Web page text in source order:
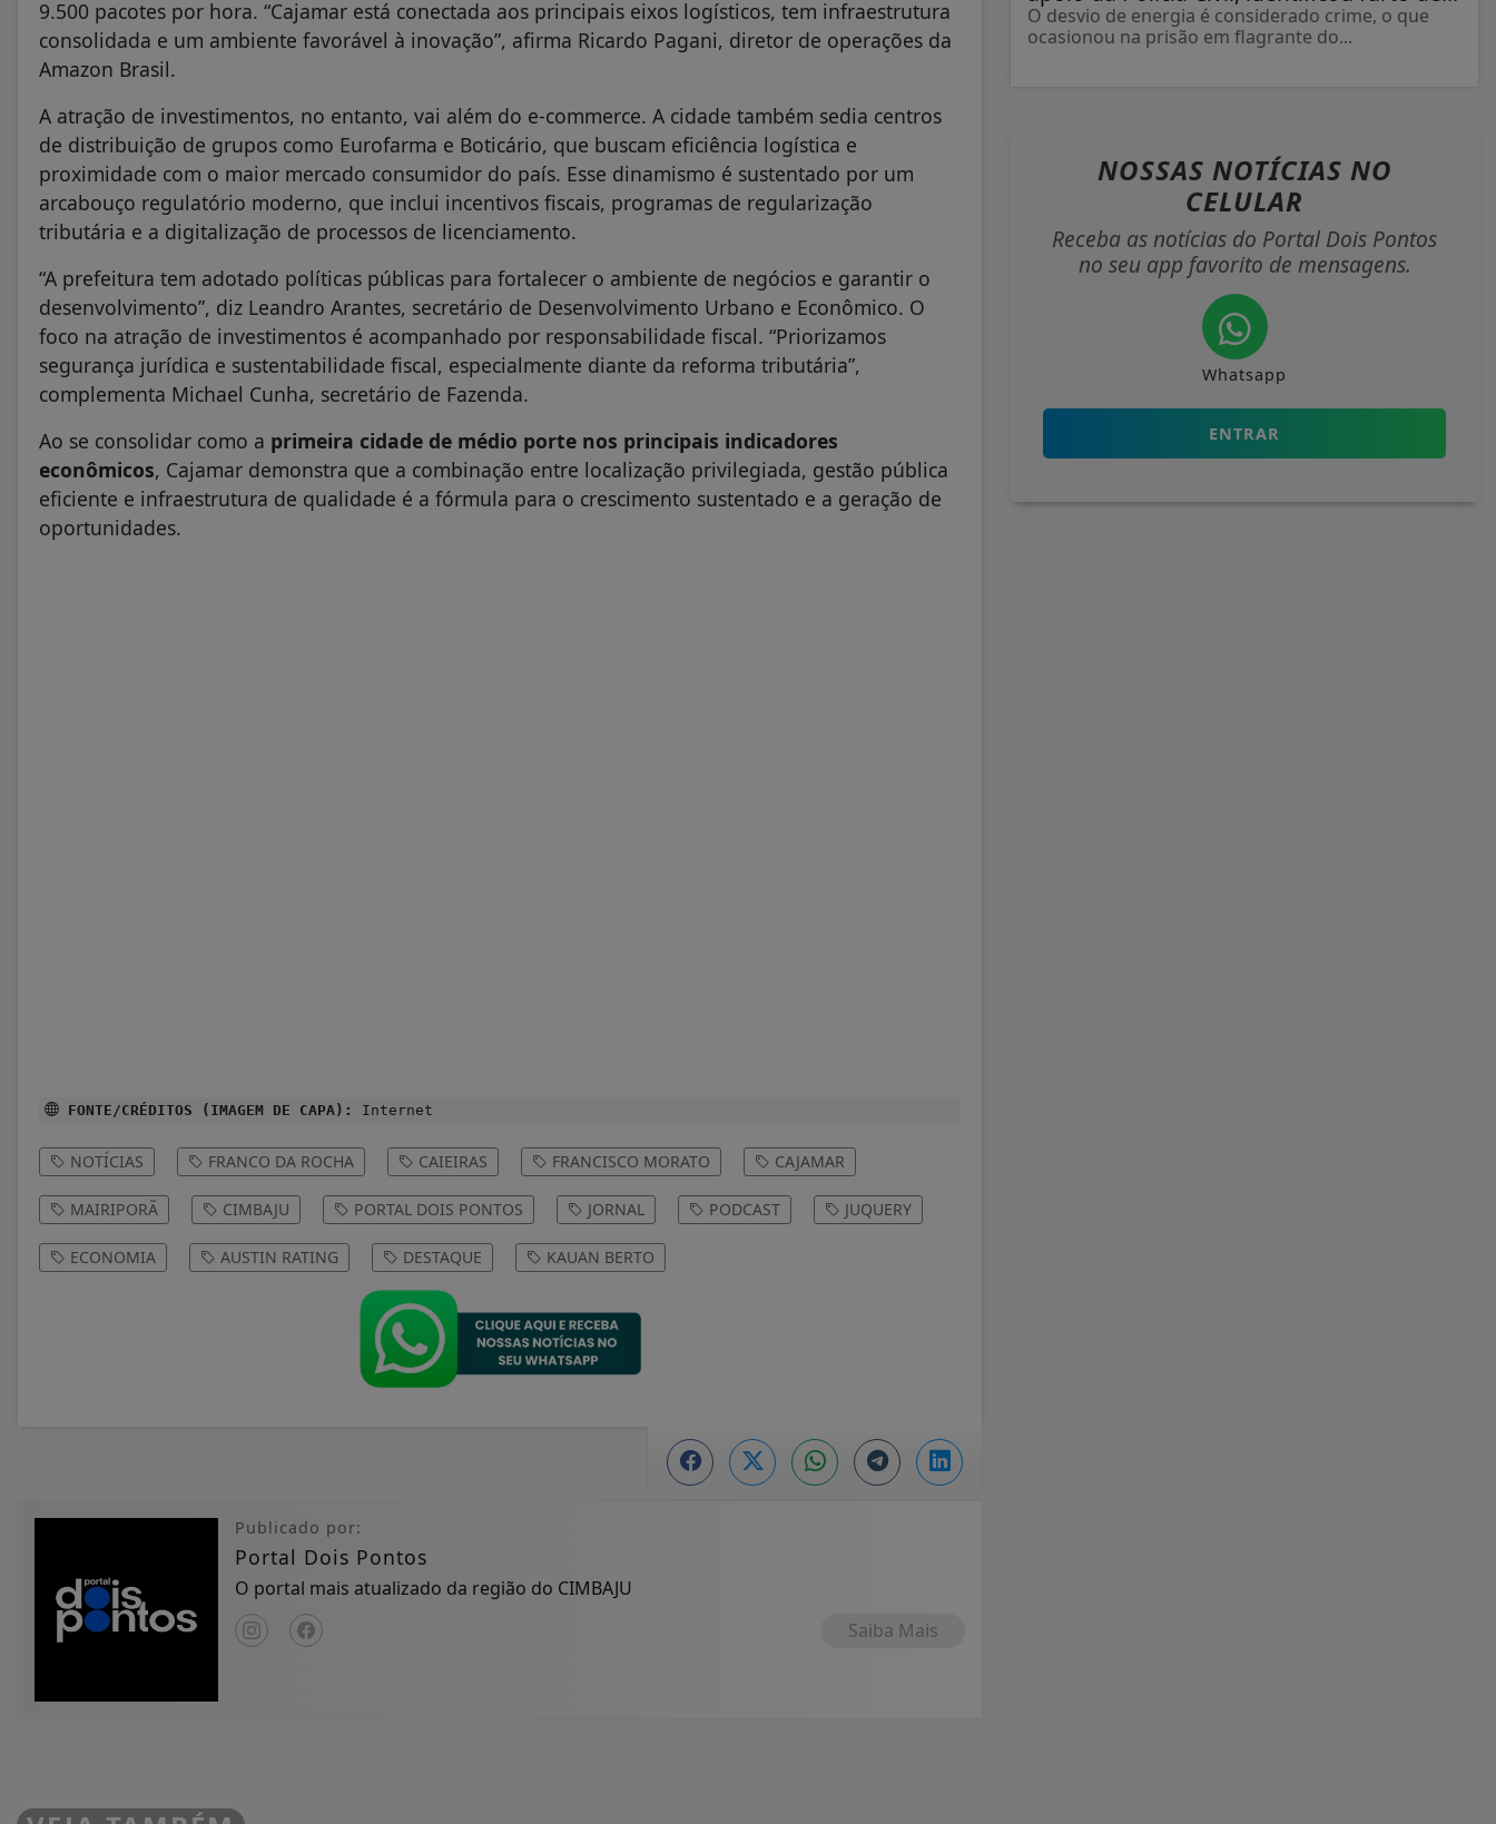
9.500 pacotes por hora. “Cajamar está conectada aos principais eixos logísticos, tem infraestrutura
consolidada e um ambiente favorável à inovação”, afirma Ricardo Pagani, diretor de operações da
Amazon Brasil.
A atração de investimentos, no entanto, vai além do e-commerce. A cidade também sedia centros
de distribuição de grupos como Eurofarma e Boticário, que buscam eficiência logística e
proximidade com o maior mercado consumidor do país. Esse dinamismo é sustentado por um
arcabouço regulatório moderno, que inclui incentivos fiscais, programas de regularização
tributária e a digitalização de processos de licenciamento.
“A prefeitura tem adotado políticas públicas para fortalecer o ambiente de negócios e garantir o
desenvolvimento”, diz Leandro Arantes, secretário de Desenvolvimento Urbano e Econômico. O
foco na atração de investimentos é acompanhado por responsabilidade fiscal. “Priorizamos
segurança jurídica e sustentabilidade fiscal, especialmente diante da reforma tributária”,
complementa Michael Cunha, secretário de Fazenda.
Ao se consolidar como a primeira cidade de médio porte nos principais indicadores
econômicos, Cajamar demonstra que a combinação entre localização privilegiada, gestão pública
eficiente e infraestrutura de qualidade é a fórmula para o crescimento sustentado e a geração de
oportunidades.
FONTE/CRÉDITOS (IMAGEM DE CAPA): Internet
NOTÍCIAS FRANCO DA ROCHA CAIEIRAS FRANCISCO MORATO CAJAMAR
MAIRIPORÃ CIMBAJU PORTAL DOIS PONTOS JORNAL PODCAST JUQUERY
ECONOMIA AUSTIN RATING DESTAQUE KAUAN BERTO
Publicado por:
Portal Dois Pontos
O portal mais atualizado da região do CIMBAJU
Saiba Mais
O desvio de energia é considerado crime, o que
ocasionou na prisão em flagrante do...
NOSSAS NOTÍCIAS NO
CELULAR
Receba as notícias do Portal Dois Pontos
no seu app favorito de mensagens.
Whatsapp
ENTRAR